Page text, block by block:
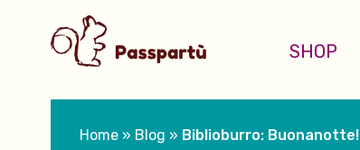
SHOP
Home » Blog » Biblioburro: Buonanotte!